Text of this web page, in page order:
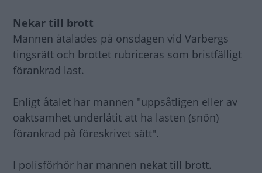
Nekar till brott
Mannen åtalades på onsdagen vid Varbergs
tingsrätt och brottet rubriceras som bristfälligt
förankrad last.
Enligt åtalet har mannen "uppsåtligen eller av
oaktsamhet underlåtit att ha lasten (snön)
förankrad på föreskrivet sätt".
I polisförhör har mannen nekat till brott.